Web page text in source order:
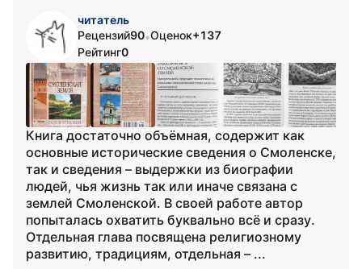
читатель
Рецензий90•Оценок+137
Рейтинг0
Книга достаточно объёмная, содержит как
основные исторические сведения о Смоленске,
так и сведения – выдержки из биографии
людей, чья жизнь так или иначе связана с
землей Смоленской. В своей работе автор
попыталась охватить буквально всё и сразу.
Отдельная глава посвящена религиозному
развитию, традициям, отдельная – ...